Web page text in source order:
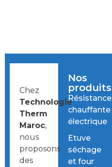
Chez
Technologie
Therm
Maroc,
nous
proposons
des
Nos
produits
Résistance
chauffante
électrique
Etuve
séchage
et four